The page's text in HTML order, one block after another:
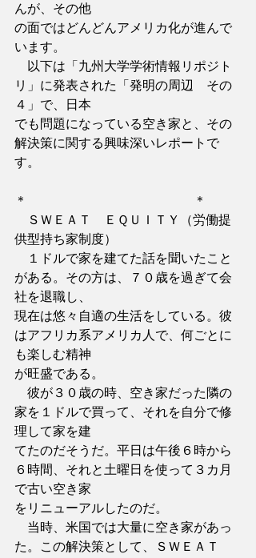
んが、その他
の面ではどんどんアメリカ化が進んで
います。
以下は「九州大学学術情報リポジト
リ」に発表された「発明の周辺　その
４」で、日本
でも問題になっている空き家と、その
解決策に関する興味深いレポートで
す。
＊　　　　　　　　　　　　　＊
ＳＷＥＡＴ　ＥＱＵＩＴＹ（労働提
供型持ち家制度）
１ドルで家を建てた話を聞いたこと
がある。その方は、７０歳を過ぎて会
社を退職し、
現在は悠々自適の生活をしている。彼
はアフリカ系アメリカ人で、何ごとに
も楽しむ精神
が旺盛である。
彼が３０歳の時、空き家だった隣の
家を１ドルで買って、それを自分で修
理して家を建
てたのだそうだ。平日は午後６時から
６時間、それと土曜日を使って３カ月
で古い空き家
をリニューアルしたのだ。
当時、米国では大量に空き家があっ
た。この解決策として、ＳＷＥＡＴ